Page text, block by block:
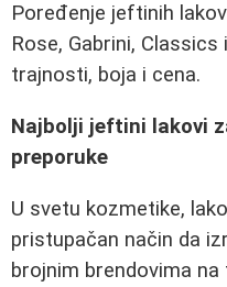
Poređenje jeftinih
Rose, Gabrini,
trajnosti, boja i cena.
Najbolji jeftini lakovi
preporuke
U svetu kozmetike,
pristupačan način da
brojnim brendovima